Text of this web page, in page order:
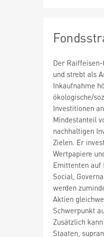
Der
und strebt als
Inkaufnahme
ökologische/
Investitionen
Mindestanteil
nachhaltigen
Zielen. Er
Wertpapiere
Emittenten auf
Social,
werden
Aktien
Schwerpunkt
Zusätzlich
Staaten,